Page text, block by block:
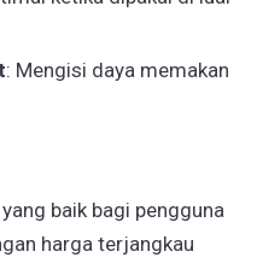
: Mengisi daya memakan
baik bagi pengguna
harga terjangkau